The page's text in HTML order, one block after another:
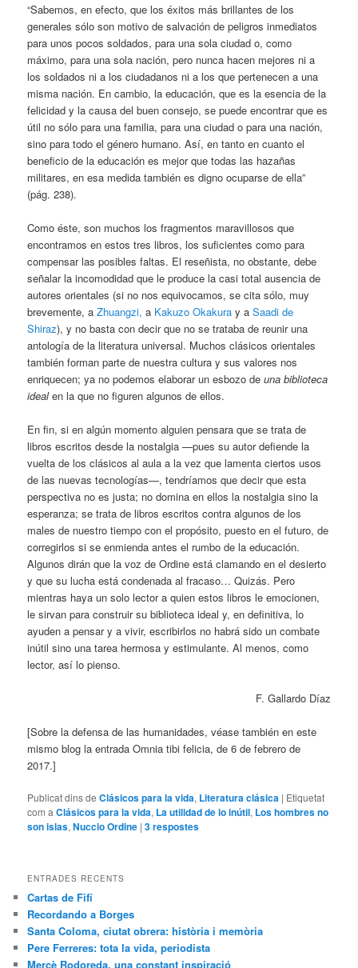
“Sabemos, en efecto, que los éxitos más brillantes de los
generales sólo son motivo de salvación de peligros inmediatos
para unos pocos soldados, para una sola ciudad o, como
máximo, para una sola nación, pero nunca hacen mejores ni a
los soldados ni a los ciudadanos ni a los que pertenecen a una
misma nación. En cambio, la educación, que es la esencia de la
felicidad y la causa del buen consejo, se puede encontrar que es
útil no sólo para una familia, para una ciudad o para una nación,
sino para todo el género humano. Así, en tanto en cuanto el
beneficio de la educación es mejor que todas las hazañas
militares, en esa medida también es digno ocuparse de ella”
(pág. 238).
Como éste, son muchos los fragmentos maravillosos que
encontramos en estos tres libros, los suficientes como para
compensar las posibles faltas. El reseñista, no obstante, debe
señalar la incomodidad que le produce la casi total ausencia de
autores orientales (si no nos equivocamos, se cita sólo, muy
brevemente, aZhuangzi, a Kakuzo Okakura y aSaadi de
Shiraz), y no basta con decir que no se trataba de reunir una
antología de la literatura universal. Muchos clásicos orientales
también forman parte de nuestra cultura y sus valores nos
enriquecen; ya no podemos elaborar un esbozo deuna biblioteca
idealen la que no figuren algunos de ellos.
En fin, si en algún momento alguien pensara que se trata de
libros escritos desde la nostalgia —pues su autor defiende la
vuelta de los clásicos al aula a la vez que lamenta ciertos usos
de las nuevas tecnologías—, tendríamos que decir que esta
perspectiva no es justa; no domina en ellos la nostalgia sino la
esperanza; se trata de libros escritos contra algunos de los
males de nuestro tiempo con el propósito, puesto en el futuro, de
corregirlos si se enmienda antes el rumbo de la educación.
Algunos dirán que la voz de Ordine está clamando en el desierto
y que su lucha está condenada al fracaso… Quizás. Pero
mientras haya un solo lector a quien estos libros le emocionen,
le sirvan para construir su biblioteca ideal y, en definitiva, lo
ayuden a pensar y a vivir, escribirlos no habrá sido un combate
inútil sino una tarea hermosa y estimulante. Al menos, como
lector, así lo pienso.
F. Gallardo Díaz
[Sobre la defensa de las humanidades, véase también en este
mismo blog la entrada Omnia tibi felicia, de 6 de febrero de
2017.]
Publicat dins de Clásicos para la vida, Literatura clásica | Etiquetat
com a Clásicos para la vida, La utilidad de lo inútil, Los hombres no
son islas,Nuccio Ordine |3respostes
ENTRADES RECENTS
Cartas de Fifí
Recordando a Borges
Santa Coloma, ciutat obrera: història i memòria
Pere Ferreres: tota la vida, periodista
Mercè Rodoreda, una constant inspiració